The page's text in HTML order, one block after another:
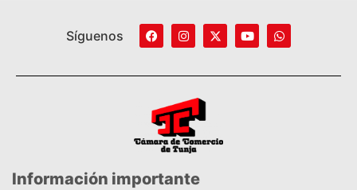
Síguenos
Información importante